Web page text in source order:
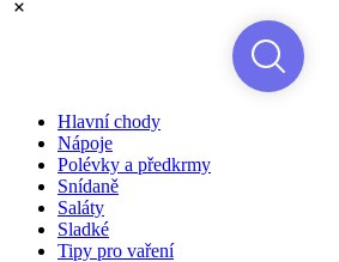
Hlavní chody
Nápoje
Polévky a předkrmy
Snídaně
Saláty
Sladké
Tipy pro vaření